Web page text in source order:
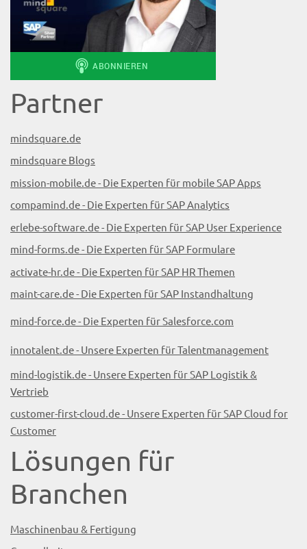
Partner
mindsquare.de
mindsquare Blogs
mission-mobile.de - Die Experten für mobile SAP Apps
compamind.de - Die Experten für SAP Analytics
erlebe-software.de - Die Experten für SAP User Experience
mind-forms.de - Die Experten für SAP Formulare
activate-hr.de - Die Experten für SAP HR Themen
maint-care.de - Die Experten für SAP Instandhaltung
mind-force.de - Die Experten für Salesforce.com
innotalent.de - Unsere Experten für Talentmanagement
mind-logistik.de - Unsere Experten für SAP Logistik &
Vertrieb
customer-first-cloud.de - Unsere Experten für SAP Cloud for
Customer
Lösungen für
Branchen
Maschinenbau & Fertigung